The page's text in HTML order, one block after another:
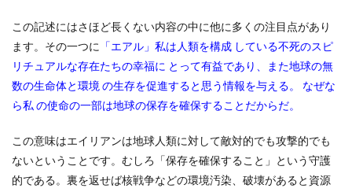
この記述にはさほど長くない内容の中に他に多くの注目点があり
ます。その一つに 「エアル」私は人類を構成 している不死のスピ
リチュアルな存在たちの幸福に とって有益であり、また地球の無
数の生命体と環境 の生存を促進すると思う情報を与える。 なぜな
ら私 の使命の一部は地球の保存を確保することだからだ。
この意味はエイリアンは地球人類に対して敵対的でも攻撃的でも
ないということです。むしろ「保存を確保すること」という守護
的である。裏を返せば核戦争などの環境汚染、破壊があると資源